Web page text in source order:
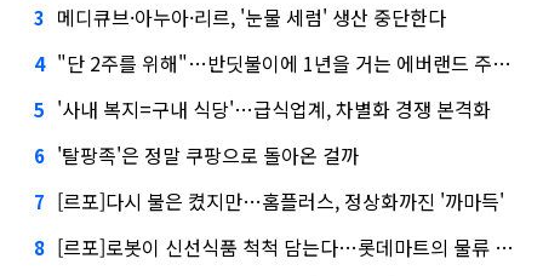
3 메디큐브·아누아·리르, '눈물 세럼' 생산 중단한다
4 "단 2주를 위해"…반딧불이에 1년을 거는 에버랜드 주키퍼
5 '사내 복지=구내 식당'…급식업계, 차별화 경쟁 본격화
6 '탈팡족'은 정말 쿠팡으로 돌아온 걸까
7 [르포]다시 불은 켰지만…홈플러스, 정상화까진 '까마득'
8 [르포]로봇이 신선식품 척척 담는다…롯데마트의 물류 혁신